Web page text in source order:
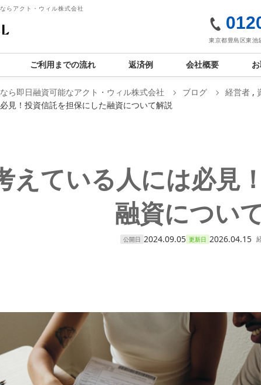
らアクト・ウィル株式会社
東京都豊島区東
ご利用までの流れ 返済例 会社概要
ら即日融資可能なアクト・ウィル株式会社 ブログ 経営者 ,
見！投資信託を担保にした融資について解説
えている人には必見
融資につい
公開日 2024.09.05 更新日 2026.04.15